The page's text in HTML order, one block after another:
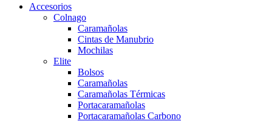
Accesorios
Colnago
Caramañolas
Cintas de Manubrio
Mochilas
Elite
Bolsos
Caramañolas
Caramañolas Térmicas
Portacaramañolas
Portacaramañolas Carbono